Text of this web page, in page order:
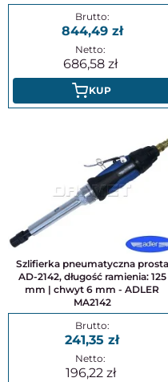
844,49
686,58
KUP
Szlifierka pneumatyczna prosta
AD-2142, długość ramienia: 125
mm | chwyt 6 mm - ADLER
MA2142
241,35
196,22